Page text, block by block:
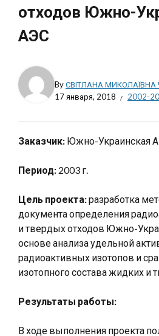
отходов Южно-
АЭС
ByСВІТЛАНА
17 января, 2018
2002-
Заказчик: Южно-Украинская
Период: 2003 г.
Цель проекта:разработка
документа определения
и твердых отходов Южно-
основе анализа удельной
радиоактивных изотопов и
изотопного состава жидких и
Результаты работы:
В ходе выполнения проекта